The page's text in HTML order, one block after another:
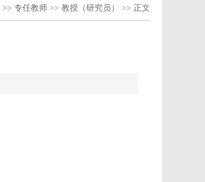
>> 专任教师 >> 教授（研究员） >> 正文